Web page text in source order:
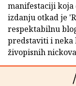
manifestaciji koja
izdanju otkad je
respektabilnu
predstaviti i neka
živopisnih